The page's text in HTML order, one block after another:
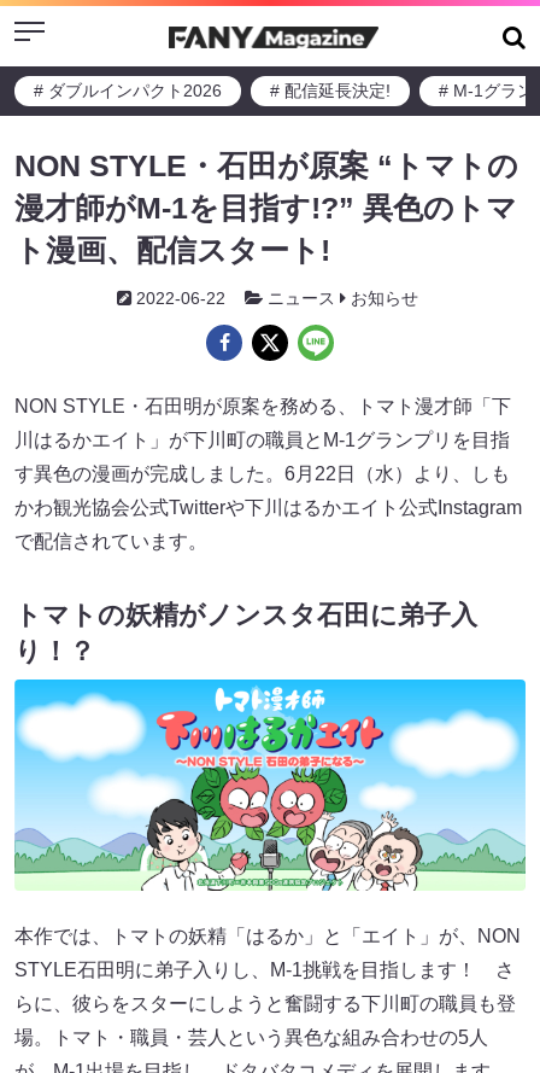
Menu
# ダブルインパクト2026 # 配信延長決定! # M-1グラン
NON STYLE・石田が原案 “トマトの
漫才師がM-1を目指す!?” 異色のトマ
ト漫画、配信スタート!
2022-06-22 ニュース お知らせ
NON STYLE・石田明が原案を務める、トマト漫才師「下
川はるかエイト」が下川町の職員とM-1グランプリを目指
す異色の漫画が完成しました。6月22日（水）より、しも
かわ観光協会公式Twitterや下川はるかエイト公式Instagram
で配信されています。
トマトの妖精がノンスタ石田に弟子入
り！？
本作では、トマトの妖精「はるか」と「エイト」が、NON
STYLE石田明に弟子入りし、M-1挑戦を目指します！ さ
らに、彼らをスターにしようと奮闘する下川町の職員も登
場。トマト・職員・芸人という異色な組み合わせの5人